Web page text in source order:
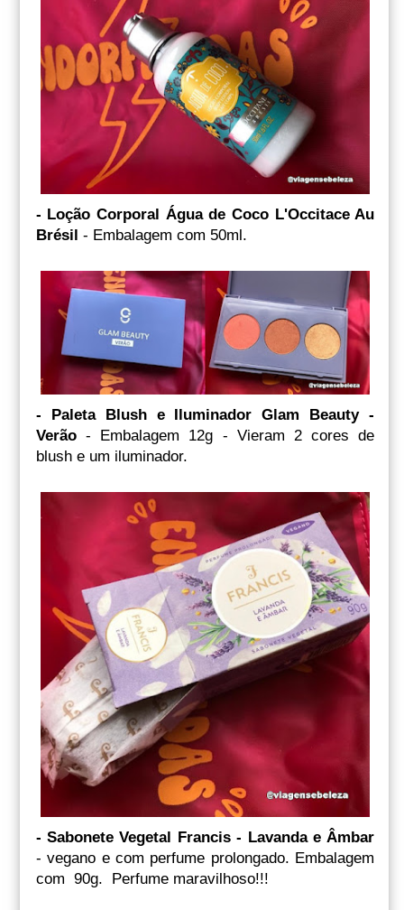
- Loção Corporal Água de Coco L'Occitace Au
Brésil - Embalagem com 50ml.
- Paleta Blush e Iluminador Glam Beauty -
Verão- Embalagem 12g - Vieram 2 cores de
blush e um iluminador.
- Sabonete Vegetal Francis - Lavanda e Âmbar
- vegano e com perfume prolongado. Embalagem
com 90g. Perfume maravilhoso!!!